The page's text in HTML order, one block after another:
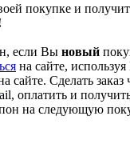
покупке и
если Вы новый
на сайте,
сайте. Сделать заказ
оплатить и получить
на следующую